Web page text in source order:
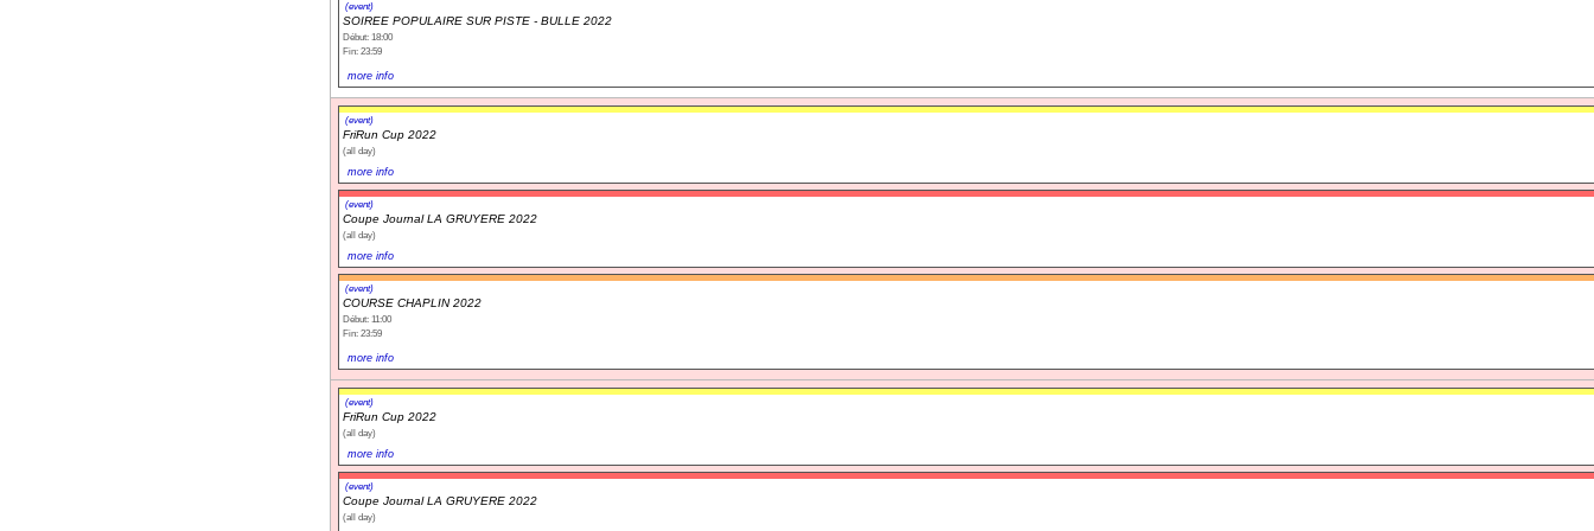
(event)
SOIREE POPULAIRE SUR PISTE - BULLE 2022
Début: 18:00
Fin: 23:59
more info
(event)
FriRun Cup 2022
(all day)
more info
(event)
Coupe Journal LA GRUYERE 2022
(all day)
more info
(event)
COURSE CHAPLIN 2022
Début: 11:00
Fin: 23:59
more info
(event)
FriRun Cup 2022
(all day)
more info
(event)
Coupe Journal LA GRUYERE 2022
(all day)